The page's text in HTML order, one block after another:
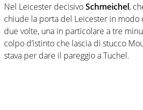
Nel Leicester decisivoSchmeichel,
chiude la porta del Leicester in modo
due volte, una in particolare a tre
colpo d’istinto che lascia di stucco
stava per dare il pareggio a Tuchel.